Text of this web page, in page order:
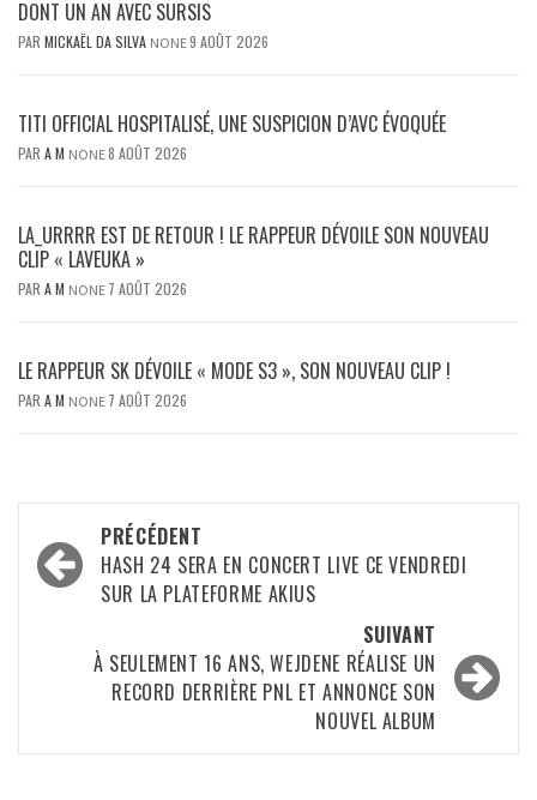
DONT UN AN AVEC SURSIS
PAR MICKAËL DA SILVA NONE9 AOÛT 2026
TITI OFFICIAL HOSPITALISÉ, UNE SUSPICION D’AVC ÉVOQUÉE
PAR A M NONE8 AOÛT 2026
LA_URRRR EST DE RETOUR ! LE RAPPEUR DÉVOILE SON NOUVEAU
CLIP « LAVEUKA »
PAR A M NONE 7 AOÛT 2026
LE RAPPEUR SK DÉVOILE « MODE S3 », SON NOUVEAU CLIP !
PAR A M NONE 7 AOÛT 2026
Navigation
d’article
PRÉCÉDENT
HASH 24 SERA EN CONCERT LIVE CE VENDREDI
SUR LA PLATEFORME AKIUS
SUIVANT
À SEULEMENT 16 ANS, WEJDENE RÉALISE UN
RECORD DERRIÈRE PNL ET ANNONCE SON
NOUVEL ALBUM